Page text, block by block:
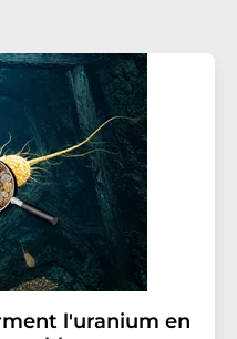
l'uranium en